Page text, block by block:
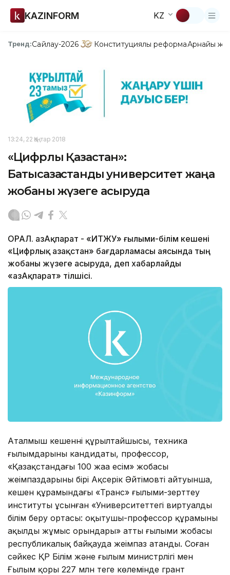
KAZINFORM KZ
Тренд:Сайлау-2026 Конституциялық реформаАрнайы
13:24, 22 Қаңтар 2018
«Цифрлық Қазақстан»:
Батысқазақстандық университет жаңа
жобаны жүзеге асыруда
ОРАЛ. ҚазАқпарат - «ҚИТЖУ» ғылыми-білім кешені
«Цифрлық Қазақстан» бағдарламасы аясында тың
жобаны жүзеге асыруда, деп хабарлайды
«ҚазАқпарат» тілшісі.
Аталмыш кешеннің құрылтайшысы, техника
ғылымдарының кандидаты, профессор,
«Қазақстандағы 100 жаңа есім» жобасы
жеңімпаздарының бірі Ақсерік Әйтімовтің айтуынша,
кешен құрамындағы «Транс» ғылыми-зерттеу
институты ұсынған «Университеттегі виртуалды
білім беру ортасы: оқытушы-профессор құрамының
ақылды жұмыс орындары» атты ғылыми жобасы
республикалық байқауда жеңімпаз атанды. Соған
сәйкес ҚР Білім және ғылым министрлігі мен
Ғылым қоры 227 млн теңге көлемінде грант